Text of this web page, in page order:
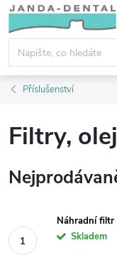
Přejít
obsah
Příslušenství
Filtry,
Náhradní filtr
Skladem